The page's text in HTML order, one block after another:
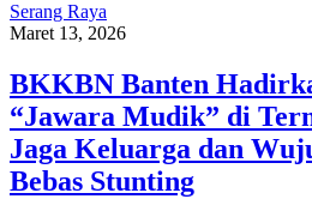
Serang Raya
Maret 13, 2026
BKKBN Banten
“Jawara Mudik” di
Jaga Keluarga dan
Bebas Stunting